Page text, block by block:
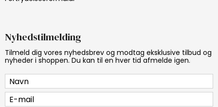
Nyhedstilmelding
Tilmeld dig vores nyhedsbrev og modtag eksklusive tilbud og
nyheder i shoppen. Du kan til en hver tid afmelde igen.